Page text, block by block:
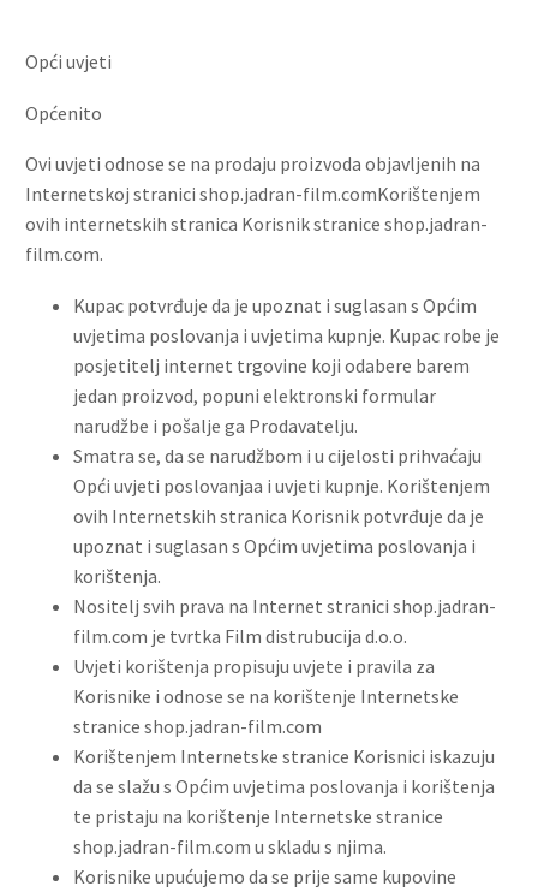
Opći uvjeti
Općenito
Ovi uvjeti odnose se na prodaju proizvoda objavljenih na
Internetskoj stranici shop.jadran-film.comKorištenjem
ovih internetskih stranica Korisnik stranice shop.jadran-
film.com.
Kupac potvrđuje da je upoznat i suglasan s Općim
uvjetima poslovanja i uvjetima kupnje. Kupac robe je
posjetitelj internet trgovine koji odabere barem
jedan proizvod, popuni elektronski formular
narudžbe i pošalje ga Prodavatelju.
Smatra se, da se narudžbom i u cijelosti prihvaćaju
Opći uvjeti poslovanjaa i uvjeti kupnje. Korištenjem
ovih Internetskih stranica Korisnik potvrđuje da je
upoznat i suglasan s Općim uvjetima poslovanja i
korištenja.
Nositelj svih prava na Internet stranici shop.jadran-
film.com je tvrtka Film distrubucija d.o.o.
Uvjeti korištenja propisuju uvjete i pravila za
Korisnike i odnose se na korištenje Internetske
stranice shop.jadran-film.com
Korištenjem Internetske stranice Korisnici iskazuju
da se slažu s Općim uvjetima poslovanja i korištenja
te pristaju na korištenje Internetske stranice
shop.jadran-film.com u skladu s njima.
Korisnike upućujemo da se prije same kupovine